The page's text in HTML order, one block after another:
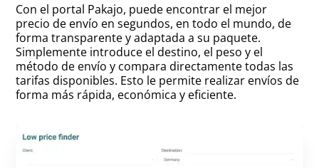
Con el portal Pakajo, puede encontrar el mejor
precio de envío en segundos, en todo el mundo, de
forma transparente y adaptada a su paquete.
Simplemente introduce el destino, el peso y el
método de envío y compara directamente todas las
tarifas disponibles. Esto le permite realizar envíos de
forma más rápida, económica y eficiente.